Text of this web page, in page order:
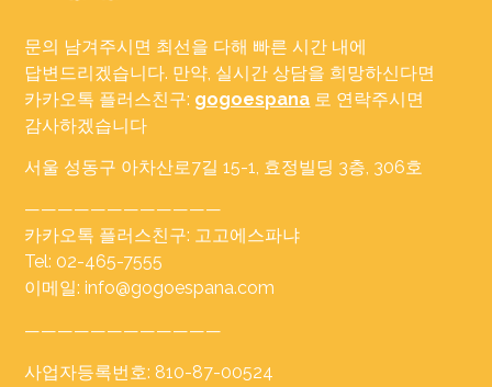
문의 남겨주시면 최선을 다해 빠른 시간 내에
답변드리겠습니다. 만약, 실시간 상담을 희망하신다면
카카오톡 플러스친구: gogoespana 로 연락주시면
감사하겠습니다
서울 성동구 아차산로7길 15-1, 효정빌딩 3층, 306호
————————————
카카오톡 플러스친구: 고고에스파냐
Tel: 02-465-7555
이메일: info@gogoespana.com
————————————
사업자등록번호: 810-87-00524